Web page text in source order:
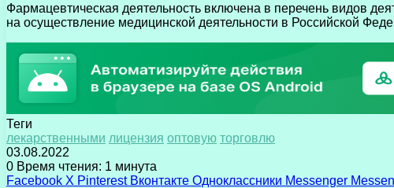
Фармацевтическая деятельность включена в перечень видов
на осуществление медицинской деятельности в Российской
Теги
лекарственными лицензия оптовую торговлю
03.08.2022
0 Время чтения: 1 минута
Facebook X Pinterest Вконтакте Одноклассники Messenger